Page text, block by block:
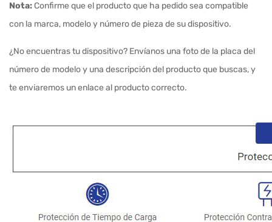
Nota:Confirme que el producto que ha pedido sea compatible
con la marca, modelo y número de pieza de su dispositivo.
¿No encuentras tu dispositivo? Envíanos una foto de la placa del
número de modelo y una descripción del producto que buscas, y
te enviaremos un enlace al producto correcto.